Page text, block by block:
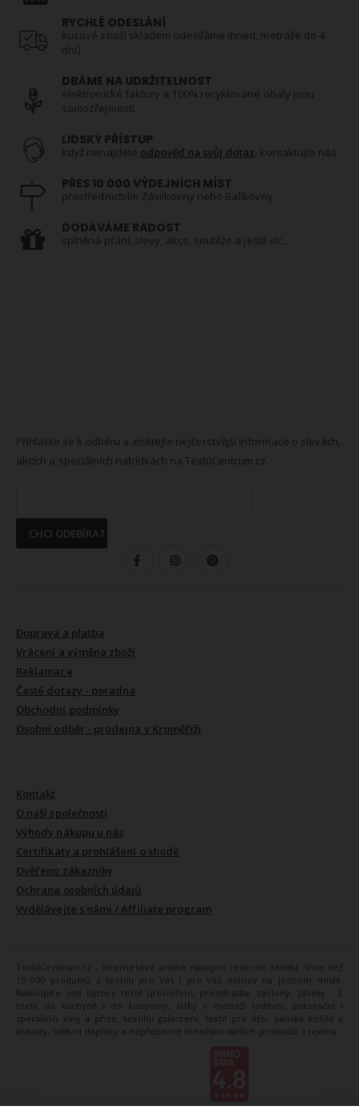
RYCHLÉ ODESLÁNÍ
kusové zboží skladem odesíláme ihned, metráže do 4
dnů
DBÁME NA UDRŽITELNOST
elektronické faktury a 100% recyklované obaly jsou
samozřejmostí
LIDSKÝ PŘÍSTUP
když nenajdete odpověď na svůj dotaz, kontaktujte nás
PŘES 10 000 VÝDEJNÍCH MÍST
prostřednictvím Zásilkovny nebo Balíkovny
DODÁVÁME RADOST
splněná přání, slevy, akce, soutěže a ještě víc...
Přihlaste se k odběru a získtejte nejčerstvější informace o slevách,
akcích a speciálních nabídkách na TextilCentrum.cz.
CHCI ODEBÍRAT
Doprava a platba
Vrácení a výměna zboží
Reklamace
Časté dotazy - poradna
Obchodní podmínky
Osobní odběr - prodejna v Kroměříži
Kontakt
O naší společnosti
Výhody nákupu u nás
Certifikáty a prohlášení o shodě
Ověřeno zákazníky
Ochrana osobních údajů
Vydělávejte s námi / Affiliate program
TextilCentrum.cz - internetové online nákupní centrum textilu. Více než
15 000 produktů z textilu pro Vás i pro Váš domov na jednom místě.
Nakoupíte zde bytový textil (povlečení, prostěradla, záclony, závěsy ...),
textil do kuchyně i do koupelny, látky v metráži (oděvní, dekorační i
speciální), vlny a příze, textilní galanterii, textil pro děti, pánské košile a
kravaty, oděvní doplňky a nepřeberné množství dalších produktů z textilu.